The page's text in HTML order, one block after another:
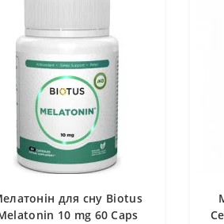
для сну Biotus
10 mg 60 Caps